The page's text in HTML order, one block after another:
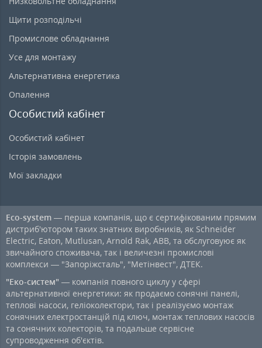
Щити розподільчі
Промислове обладнання
Усе для монтажу
Альтернативна енергетика
Опалення
Особистий кабінет
Особистий кабінет
Історія замовлень
Мої закладки
Eco-system — перша компанія, що є сертифікованим прямим
дистриб'ютором таких знатних виробників, як Schneider
Electric, Eaton, Mutlusan, Arnold Rak, ABB, та обслуговуює як
звичайного споживача, так і величезні промислові
комплекси — "Запоріжсталь", "Метінвест", ДТЕК.
"Еко-систем" — компанія повного циклу у сфері
альтернативної енергетики: як продаємо сонячні панелі,
теплові насоси, геліоколектори, так і реалізуємо монтаж
сонячних електростанцій під ключ, монтаж теплових насосів
та сонячних колекторів, та подальше сервісне
супроводження об'єктів.